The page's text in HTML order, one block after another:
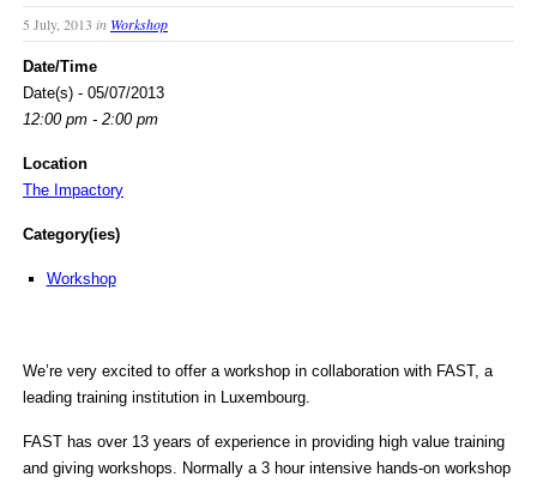
5 July, 2013 in Workshop
Date/Time
Date(s) - 05/07/2013
12:00 pm - 2:00 pm
Location
The Impactory
Category(ies)
Workshop
We’re very excited to offer a workshop in collaboration with FAST, a
leading training institution in Luxembourg.
FAST has over 13 years of experience in providing high value training
and giving workshops. Normally a 3 hour intensive hands-on workshop